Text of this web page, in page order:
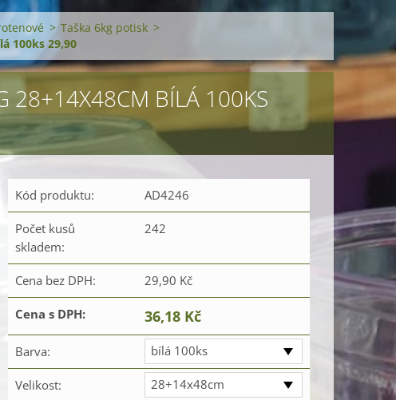
> Taška 6kg potisk >
100ks 29,90
28+14X48CM BÍLÁ 100KS
Kód produktu: AD4246
Počet kusů
skladem:
242
Cena bez DPH: 29,90 Kč
Cena s DPH: 36,18 Kč
Barva: bílá 100ks
Velikost: 28+14x48cm